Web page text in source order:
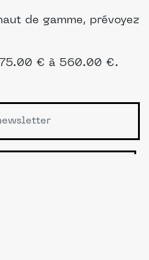
de gamme, prévoyez
€ à 560.00 €.